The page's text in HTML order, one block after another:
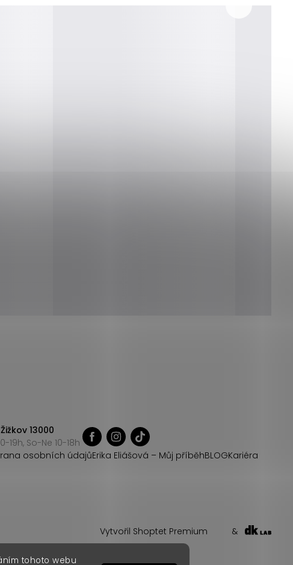
tohoto webu
13000
So-Ne 10-18h
osobních údajůErika Eliášová – Můj příběhBLOGKariéra
Vytvořil Shoptet Premium &